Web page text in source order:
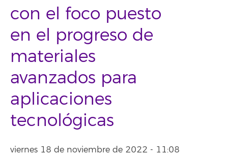
con el foco puesto
en el progreso de
materiales
avanzados para
aplicaciones
tecnológicas
viernes 18 de noviembre de 2022 - 11:08